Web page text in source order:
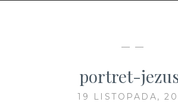
— —
portret-
19 LISTOPADA,